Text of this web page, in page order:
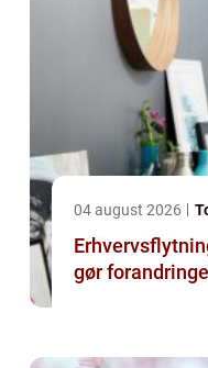
04 august 2026
gør